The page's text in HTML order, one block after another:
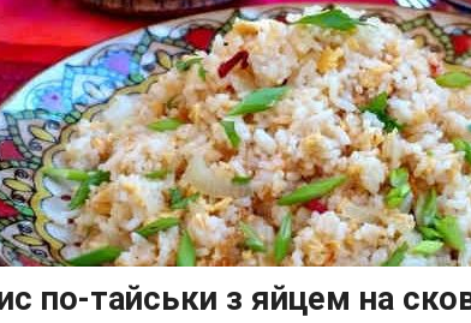
по-тайськи з яйцем на